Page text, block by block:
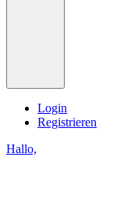
Login
Registrieren
Hallo,